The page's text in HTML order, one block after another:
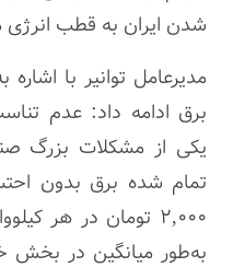
شدن ایران به قطب انرژی
مدیرعامل توانیر با
برق ادامه داد: عدم
یکی از مشکلات بزرگ
تمام شده برق بدون
۲,۰۰۰ تومان در هر